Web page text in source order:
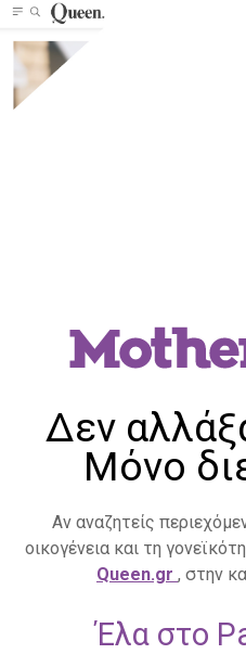
Δεν
Μόνο
Αν αναζητείς
οικογένεια και τη
Queen.gr , στην
Έλα στο